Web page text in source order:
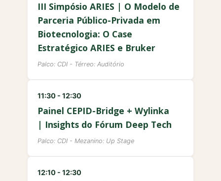
III Simpósio ARIES | O Modelo de
Parceria Público-Privada em
Biotecnologia: O Case
Estratégico ARIES e Bruker
Palco: CDI - Térreo: Auditório
11:30 - 12:30
Painel CEPID-Bridge + Wylinka
| Insights do Fórum Deep Tech
Palco: CDI - Mezanino: Up Stage
12:10 - 12:30